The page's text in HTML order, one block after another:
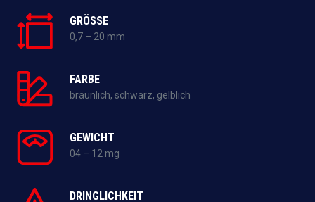
GRÖSSE
0,7 – 20 mm
FARBE
bräunlich, schwarz, gelblich
GEWICHT
04 – 12 mg
DRINGLICHKEIT